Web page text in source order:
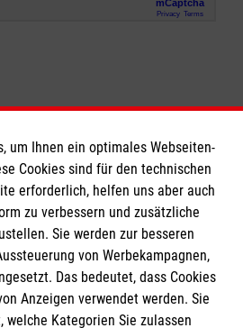
um Ihnen ein optimales Webseiten-
Cookies sind für den technischen
erforderlich, helfen uns aber auch
zu verbessern und zusätzliche
Sie werden zur besseren
von Werbekampagnen,
Das bedeutet, dass Cookies
Anzeigen verwendet werden. Sie
welche Kategorien Sie zulassen